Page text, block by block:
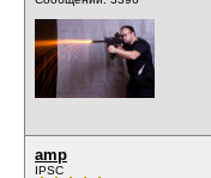
amp
IPSC